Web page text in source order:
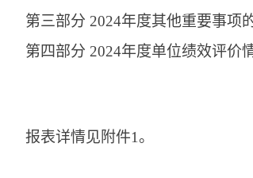
第三部分 2024年度其他重要事项
第四部分 2024年度单位绩效评价
报表详情见附件1。